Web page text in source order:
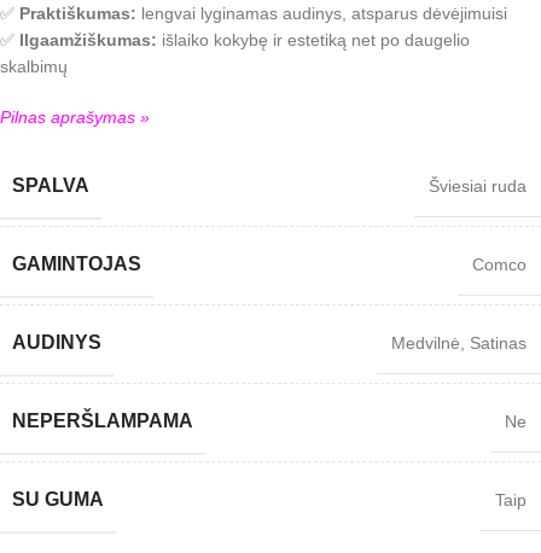
✅ Praktiškumas: lengvai lyginamas audinys, atsparus dėvėjimuisi​
✅ Ilgaamžiškumas: išlaiko kokybę ir estetiką net po daugelio
skalbimų​
Pilnas aprašymas »
SPALVA Šviesiai ruda
GAMINTOJAS Comco
AUDINYS Medvilnė, Satinas
NEPERŠLAMPAMA Ne
SU GUMA Taip